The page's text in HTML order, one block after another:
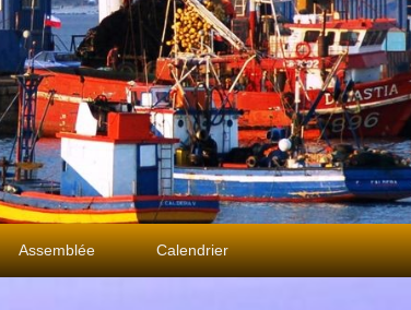
Assemblée Calendrier